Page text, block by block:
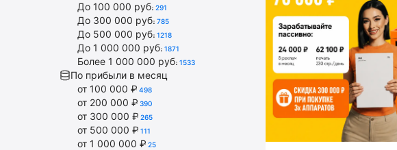
До 100 000 руб. 291
До 300 000 руб. 785
До 500 000 руб. 1218
До 1 000 000 руб. 1871
Более 1 000 000 руб. 1533
По прибыли в месяц
от 100 000 ₽ 498
от 200 000 ₽ 390
от 300 000 ₽ 265
от 500 000 ₽ 111
от 1 000 000 ₽ 25